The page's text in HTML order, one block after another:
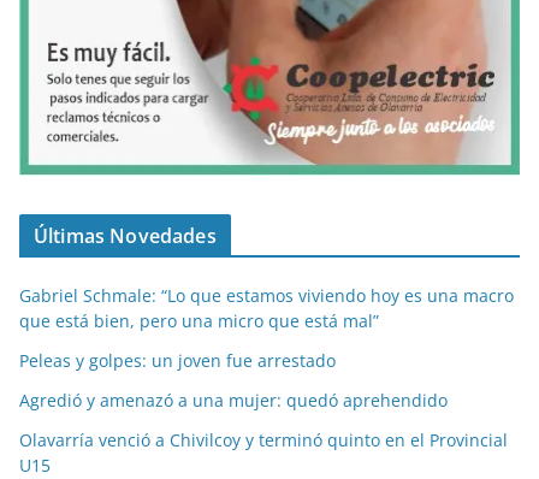
Últimas Novedades
Gabriel Schmale: “Lo que estamos viviendo hoy es una macro
que está bien, pero una micro que está mal”
Peleas y golpes: un joven fue arrestado
Agredió y amenazó a una mujer: quedó aprehendido
Olavarría venció a Chivilcoy y terminó quinto en el Provincial
U15